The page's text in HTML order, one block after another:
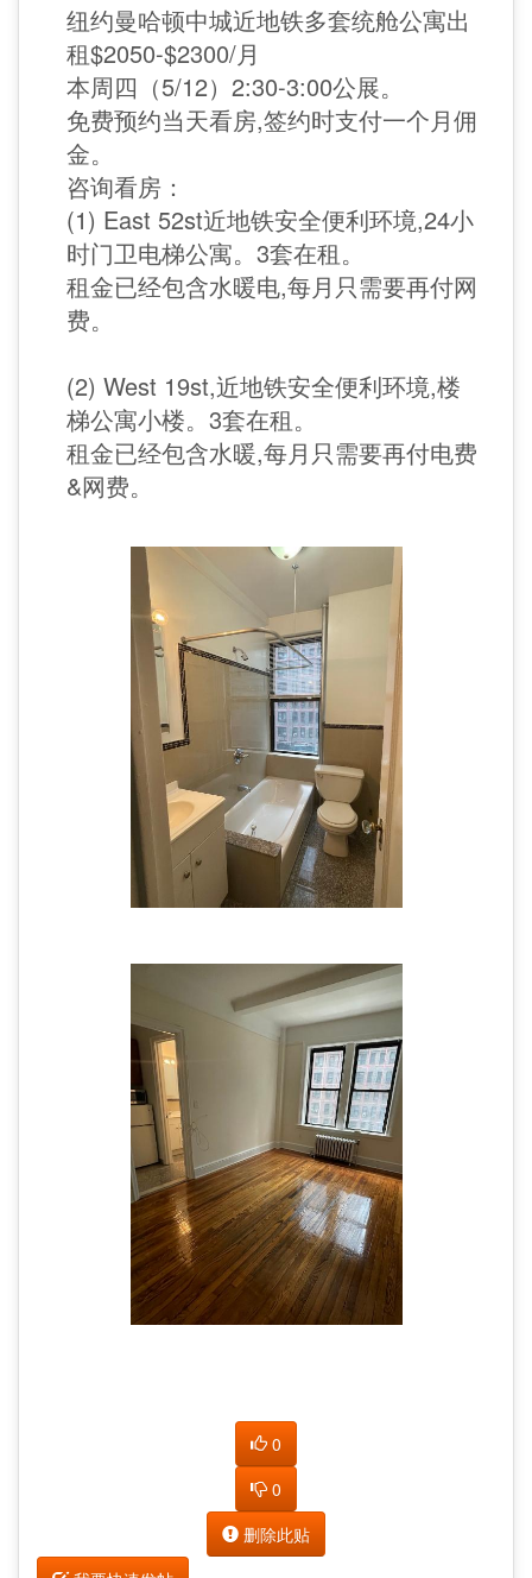
纽约曼哈顿中城近地铁多套统舱公寓出
租$2050-$2300/月
本周四（5/12）2:30-3:00公展。
免费预约当天看房,签约时支付一个月佣
金。
咨询看房：
(1) East 52st近地铁安全便利环境,24小
时门卫电梯公寓。3套在租。
租金已经包含水暖电,每月只需要再付网
费。
(2) West 19st,近地铁安全便利环境,楼
梯公寓小楼。3套在租。
租金已经包含水暖,每月只需要再付电费
&网费。
0
0
删除此贴